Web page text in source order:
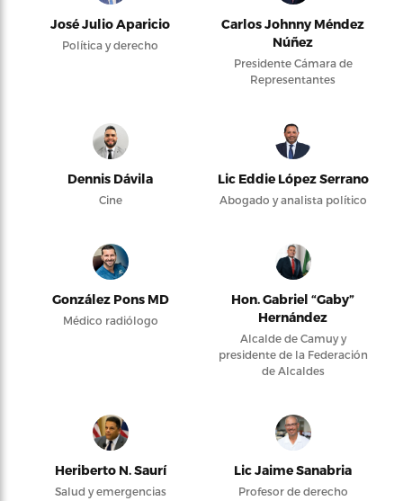
José Julio Aparicio
Política y derecho
Carlos Johnny Méndez
Núñez
Presidente Cámara de
Representantes
Dennis Dávila
Cine
Lic Eddie López Serrano
Abogado y analista político
González Pons MD
Médico radiólogo
Hon. Gabriel “Gaby”
Hernández
Alcalde de Camuy y
presidente de la Federación
de Alcaldes
Heriberto N. Saurí
Salud y emergencias
Lic Jaime Sanabria
Profesor de derecho